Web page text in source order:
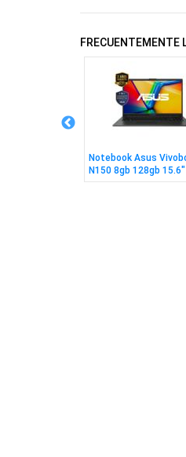
FRECUENTEMENTE
Notebook Asus
N150 8gb 128gb 15.6"